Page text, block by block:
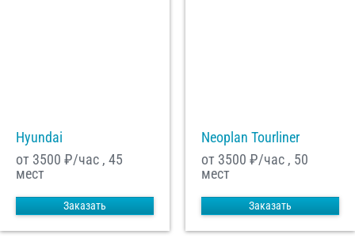
Hyundai
от 3500 ₽/час , 45
мест
Заказать
Neoplan Tourliner
от 3500 ₽/час , 50
мест
Заказать